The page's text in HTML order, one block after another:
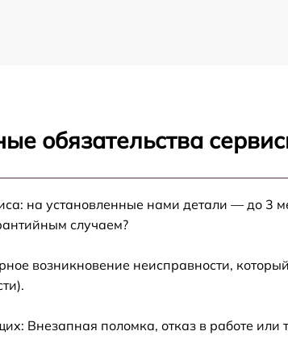
обязательства
на установленные нами детали — до 3
случаем?
возникновение неисправности,
Внезапная поломка, отказ в работе